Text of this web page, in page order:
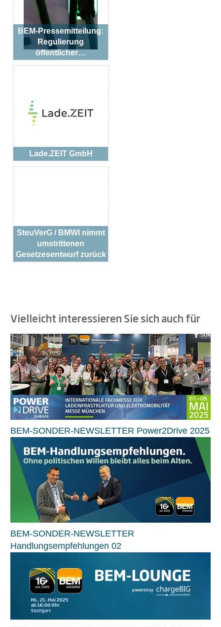
BEM-Pressemitteilung:
Regulierung
öffentlicher…
Lade.ZEIT GmbH
SteuVerG / BMWI nimmt
umstrittenen
Gesetzesentwurf zurück
Vielleicht interessieren Sie sich auch für
BEM-SONDER-NEWSLETTER Power2Drive 2025
BEM-SONDER-NEWSLETTER
Handlungsempfehlungen 02